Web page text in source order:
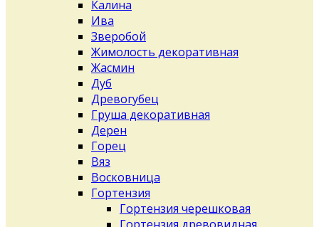
Калина
Ива
Зверобой
Жимолость декоративная
Жасмин
Дуб
Древогубец
Груша декоративная
Дерен
Горец
Вяз
Восковница
Гортензия
Гортензия черешковая